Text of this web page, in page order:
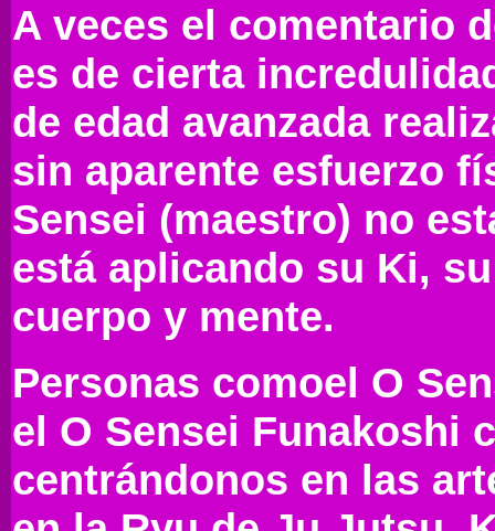
A veces el comentario
es de cierta
de edad avanzada
sin aparente esfuerzo
Sensei (maestro) no
está aplicando su Ki,
cuerpo y mente.
Personas comoel O
el O Sensei Funakoshi
centrándonos en las